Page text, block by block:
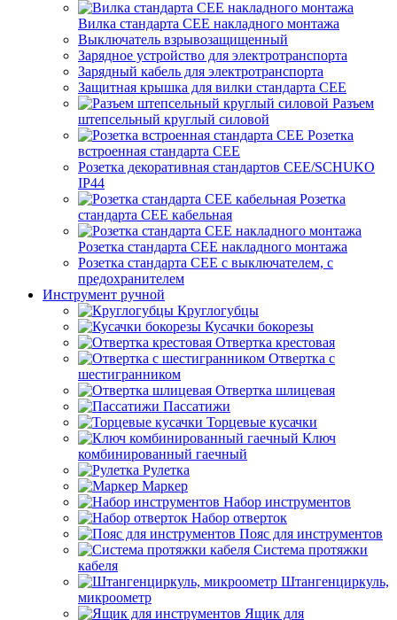
Вилка стандарта CEE накладного монтажа
Выключатель взрывозащищенный
Зарядное устройство для электротранспорта
Зарядный кабель для электротранспорта
Защитная крышка для вилки стандарта CEE
Разъем
штепсельный круглый силовой
Розетка
встроенная стандарта CEE
Розетка декоративная стандартов CEE/SCHUKO
IP44
Розетка
стандарта СЕЕ кабельная
Розетка стандарта СЕЕ накладного монтажа
Розетка стандарта СЕЕ с выключателем, с
предохранителем
Инструмент ручной
Круглогубцы
Кусачки бокорезы
Отвертка крестовая
Отвертка с
шестигранником
Отвертка шлицевая
Пассатижи
Торцевые кусачки
Ключ
комбинированный гаечный
Рулетка
Маркер
Набор инструментов
Набор отверток
Пояс для инструментов
Система протяжки
кабеля
Штангенциркуль,
микроометр
Ящик для